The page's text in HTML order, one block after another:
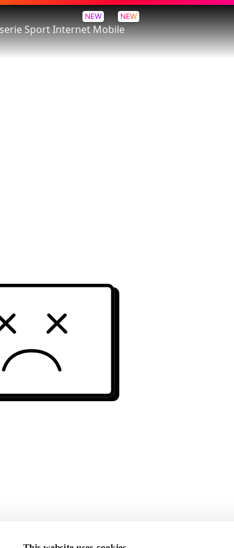
Sport
NEW
Internet
NEW
Mobile